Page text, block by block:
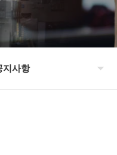
지사항